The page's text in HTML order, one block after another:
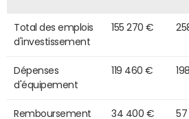
Total des emplois
d'investissement
155 270 €
Dépenses
d'équipement
119 460 €
Remboursement
34 400 €